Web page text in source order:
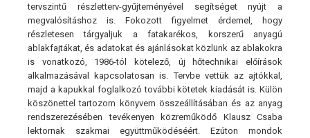
tervszintű részletterv-gyűjteményével segítséget nyújt a
megvalósításhoz is. Fokozott figyelmet érdemel, hogy
részletesen tárgyaljuk a fatakarékos, korszerű anyagú
ablakfajtákat, és adatokat és ajánlásokat közlünk az ablakokra
is vonatkozó, 1986-tól kötelező, új hőtechnikai előírások
alkalmazásával kapcsolatosan is. Tervbe vettük az ajtókkal,
majd a kapukkal foglalkozó további kötetek kiadását is. Külön
köszönettel tartozom könyvem összeállításában és az anyag
rendszerezésében tevékenyen közreműködő Klausz Csaba
lektornak szakmai együttműködéséért. Ezúton mondok